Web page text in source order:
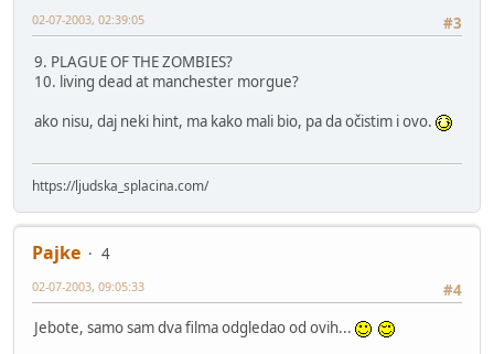
#3
02-07-2003, 02:39:05
9. PLAGUE OF THE ZOMBIES?
10. living dead at manchester morgue?
ako nisu, daj neki hint, ma kako mali bio, pa da očistim i ovo.
https://ljudska_splacina.com/
Pajke
4
#4
02-07-2003, 09:05:33
Jebote, samo sam dva filma odgledao od ovih...